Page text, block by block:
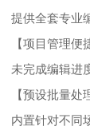
提供全套专业
【项目管理便
未完成编辑进
【预设批量处
内置针对不同